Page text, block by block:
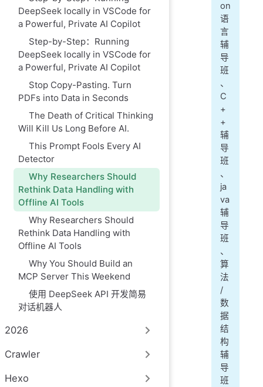
DeepSeek locally in VSCode for
a Powerful, Private AI Copilot
Step-by-Step：Running
DeepSeek locally in VSCode for
a Powerful, Private AI Copilot
Stop Copy-Pasting. Turn
PDFs into Data in Seconds
The Death of Critical Thinking
Will Kill Us Long Before AI.
This Prompt Fools Every AI
Detector
Why Researchers Should
Rethink Data Handling with
Offline AI Tools
Why Researchers Should
Rethink Data Handling with
Offline AI Tools
Why You Should Build an
MCP Server This Weekend
使用 DeepSeek API 开发简易
对话机器人
2026
Crawler
Hexo
on
语
言
辅
导
班
、
C
+
+
辅
导
班
、
ja
va
辅
导
班
、
算
法
/
数
据
结
构
辅
导
班